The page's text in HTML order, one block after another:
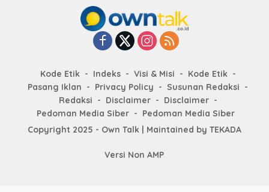
Kode Etik Indeks Visi & Misi
Kode Etik
Pasang Iklan
Privacy Policy
Susunan Redaksi
Redaksi
Disclaimer
Disclaimer
Pedoman Media Siber
Pedoman Media Siber
Copyright 2025 - Own Talk | Maintained by TEKADA
Versi Non AMP